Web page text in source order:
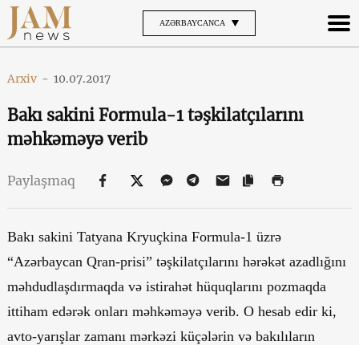
AZƏRBAYCANCA
Arxiv - 10.07.2017
Bakı sakini Formula-1 təşkilatçılarını
məhkəməyə verib
Paylaşmaq
Bakı sakini Tatyana Kryuçkina Formula-1 üzrə
“Azərbaycan Qran-prisi” təşkilatçılarını hərəkət azadlığını
məhdudlaşdırmaqda və istirahət hüquqlarını pozmaqda
ittiham edərək onları məhkəməyə verib. O hesab edir ki,
avto-yarışlar zamanı mərkəzi küçələrin və bakılıların